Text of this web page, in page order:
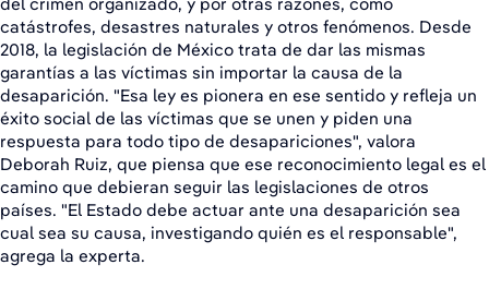
catástrofes, desastres naturales y otros fenómenos. Desde
2018, la legislación de México trata de dar las mismas
garantías a las víctimas sin importar la causa de la
desaparición. "Esa ley es pionera en ese sentido y refleja un
éxito social de las víctimas que se unen y piden una
respuesta para todo tipo de desapariciones", valora
Deborah Ruiz, que piensa que ese reconocimiento legal es el
camino que debieran seguir las legislaciones de otros
países. "El Estado debe actuar ante una desaparición sea
cual sea su causa, investigando quién es el responsable",
agrega la experta.